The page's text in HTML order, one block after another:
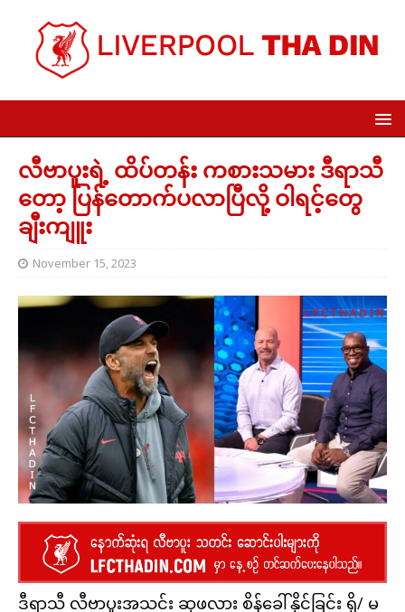
လီဗာပူးရဲ့ ထိပ်တန်း ကစားသမား ဒီရာသီ
တော့ ပြန်တောက်ပလာပြီလို့ ဝါရင့်တွေ
ချီးကျူး
November 15, 2023
ဒီရာသီ လီဗာပူးအသင်း ဆုဖလား စိန်ခေါ်နိုင်ခြင်း ရှိ/ မ